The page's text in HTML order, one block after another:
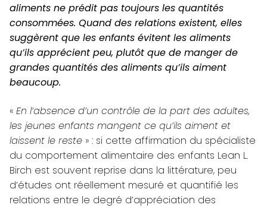
aliments ne prédit pas toujours les quantités
consommées. Quand des relations existent, elles
suggèrent que les enfants évitent les aliments
qu’ils apprécient peu, plutôt que de manger de
grandes quantités des aliments qu’ils aiment
beaucoup.
« En l’absence d’un contrôle de la part des adultes,
les jeunes enfants mangent ce qu’ils aiment et
laissent le reste » : si cette affirmation du spécialiste
du comportement alimentaire des enfants Lean L.
Birch est souvent reprise dans la littérature, peu
d’études ont réellement mesuré et quantifié les
relations entre le degré d’appréciation des